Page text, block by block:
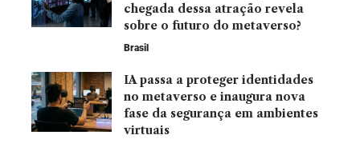
chegada dessa atração revela
sobre o futuro do metaverso?
Brasil
IA passa a proteger identidades
no metaverso e inaugura nova
fase da segurança em ambientes
virtuais